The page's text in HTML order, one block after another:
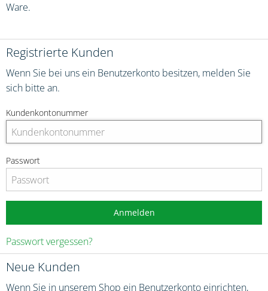
Ware.
Neue Kunden
Wenn Sie in unserem Shop ein Benutzerkonto einrichten,
Registrierte Kunden
Wenn Sie bei uns ein Benutzerkonto besitzen, melden Sie
sich bitte an.
Kundenkontonummer
Passwort
Anmelden
Passwort vergessen?